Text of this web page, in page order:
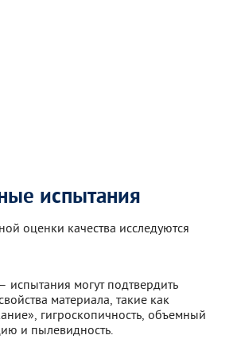
испытания
оценки качества исследуются
испытания могут подтвердить
материала, такие как
гигроскопичность, объемный
и пылевидность.